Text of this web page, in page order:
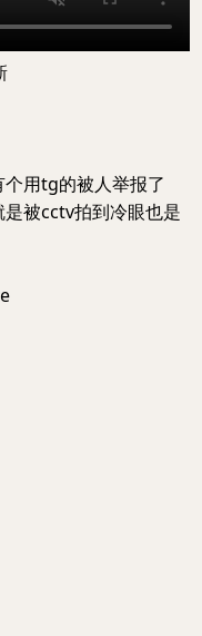
用tg的被人举报了
被cctv拍到冷眼也是